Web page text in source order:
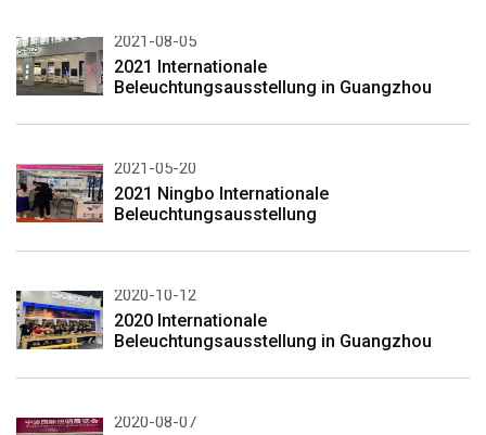
2021-08-05
2021 Internationale
Beleuchtungsausstellung in Guangzhou
2021-05-20
2021 Ningbo Internationale
Beleuchtungsausstellung
2020-10-12
2020 Internationale
Beleuchtungsausstellung in Guangzhou
2020-08-07